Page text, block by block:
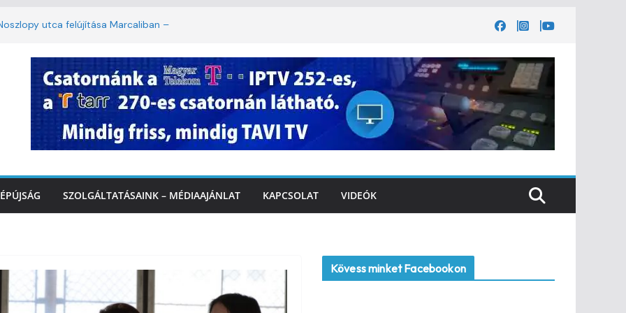
utca felújítása Marcaliban –
lakossági felháborodást váltott ki a
Marcaliban – VIDEÓ
a Balatonnál – az első félidő végén
SZOLGÁLTATÁSAINK – MÉDIAAJÁNLAT KAPCSOLAT VIDEÓK
Kövess minket Facebookon